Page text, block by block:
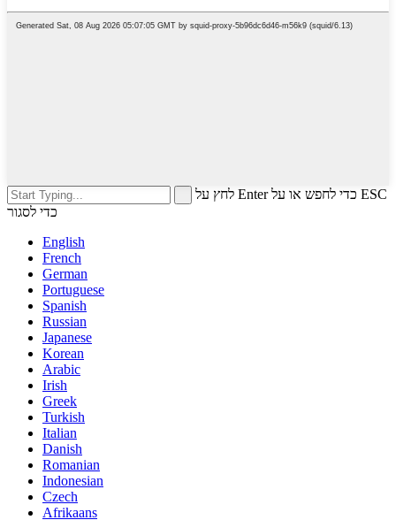
לחץ על Enter כדי לחפש או על ESC
כדי לסגור
English
French
German
Portuguese
Spanish
Russian
Japanese
Korean
Arabic
Irish
Greek
Turkish
Italian
Danish
Romanian
Indonesian
Czech
Afrikaans